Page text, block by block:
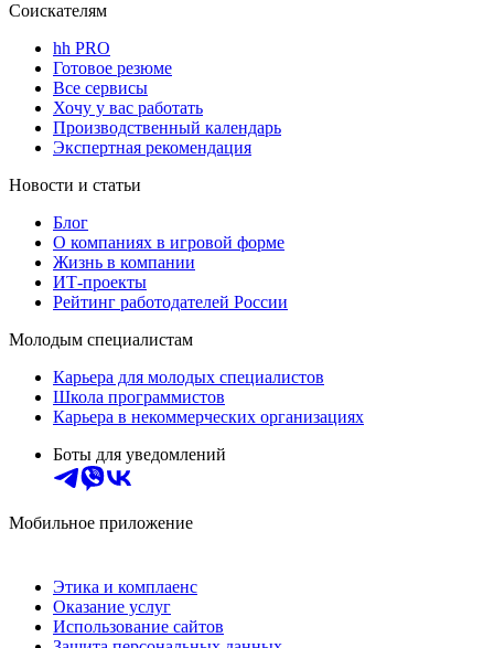
Соискателям
hh PRO
Готовое резюме
Все сервисы
Хочу у вас работать
Производственный календарь
Экспертная рекомендация
Новости и статьи
Блог
О компаниях в игровой форме
Жизнь в компании
ИТ-проекты
Рейтинг работодателей России
Молодым специалистам
Карьера для молодых специалистов
Школа программистов
Карьера в некоммерческих организациях
Боты для уведомлений
Мобильное приложение
Этика и комплаенс
Оказание услуг
Использование сайтов